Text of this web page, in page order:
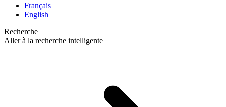
Français
English
Recherche
Aller à la recherche intelligente